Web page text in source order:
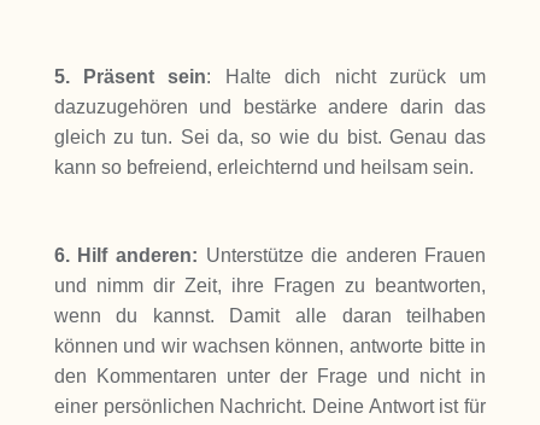
5. Präsent sein: Halte dich nicht zurück um
dazuzugehören und bestärke andere darin das
gleich zu tun. Sei da, so wie du bist. Genau das
kann so befreiend, erleichternd und heilsam sein.
6. Hilf anderen: Unterstütze die anderen Frauen
und nimm dir Zeit, ihre Fragen zu beantworten,
wenn du kannst. Damit alle daran teilhaben
können und wir wachsen können, antworte bitte in
den Kommentaren unter der Frage und nicht in
einer persönlichen Nachricht. Deine Antwort ist für